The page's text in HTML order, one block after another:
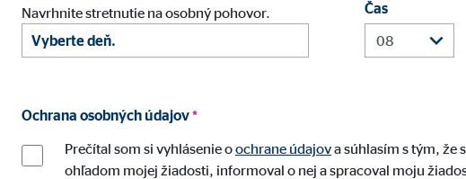
Navrhnite stretnutie na osobný pohovor.
Čas
Ochrana osobných údajov*
Prečítal som si vyhlásenie oochrane údajova súhlasím s tým, že
ohľadom mojej žiadosti, informoval o nej a spracoval moju
24 mesiacov
Google Ireland